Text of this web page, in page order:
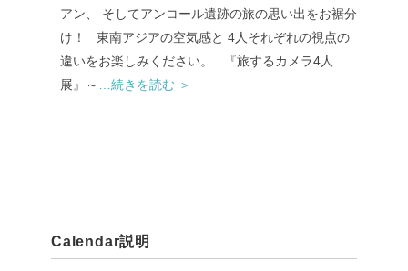
アン、 そしてアンコール遺跡の旅の思い出をお裾分
け！ 東南アジアの空気感と 4人それぞれの視点の
違いをお楽しみください。 『旅するカメラ4人
展』～
…続きを読む ＞
Calendar説明